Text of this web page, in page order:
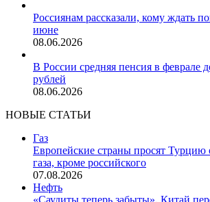
Россиянам рассказали, кому ждать
июне
08.06.2026
В России средняя пенсия в феврале
рублей
08.06.2026
НОВЫЕ СТАТЬИ
Газ
Европейские страны просят Турцию
газа, кроме российского
07.08.2026
Нефть